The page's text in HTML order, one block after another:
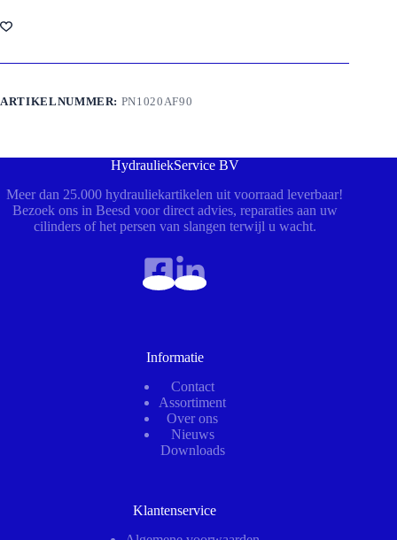
ARTIKELNUMMER: PN1020AF90
HydrauliekService BV
Meer dan 25.000 hydrauliekartikelen uit voorraad leverbaar!
Bezoek ons in Beesd voor direct advies, reparaties aan uw
cilinders of het persen van slangen terwijl u wacht.
Informatie
Contact
Assortiment
Over ons
Nieuws
Downloads
Klantenservice